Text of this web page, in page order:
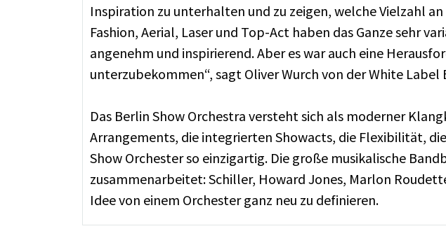
Inspiration zu unterhalten und zu zeigen, welche Vielzahl
Fashion, Aerial, Laser und Top-Act haben das Ganze sehr
angenehm und inspirierend. Aber es war auch eine
unterzubekommen“, sagt Oliver Wurch von der White Label
Das Berlin Show Orchestra versteht sich als moderner
Arrangements, die integrierten Showacts, die Flexibilität,
Show Orchester so einzigartig. Die große musikalische
zusammenarbeitet: Schiller, Howard Jones, Marlon
Idee von einem Orchester ganz neu zu definieren.